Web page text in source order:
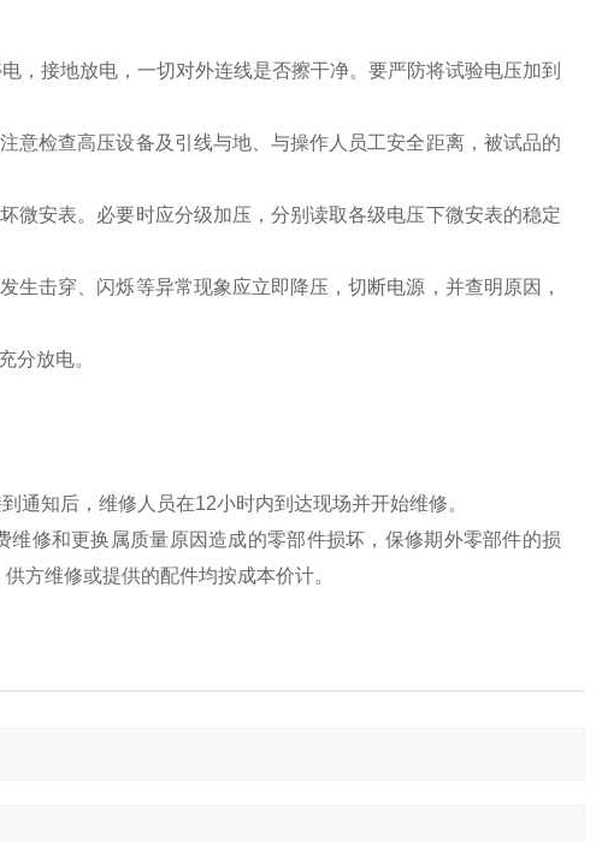
，接地放电，一切对外连线是否擦干净。要严防将试验电压加到
意检查高压设备及引线与地、与操作人员工安全距离，被试品的
微安表。必要时应分级加压，分别读取各级电压下微安表的稳定
生击穿、闪烁等异常现象应立即降压，切断电源，并查明原因，
分放电。
通知后，维修人员在12小时内到达现场并开始维修。
修和更换属质量原因造成的零部件损坏，保修期外零部件的损
方维修或提供的配件均按成本价计。